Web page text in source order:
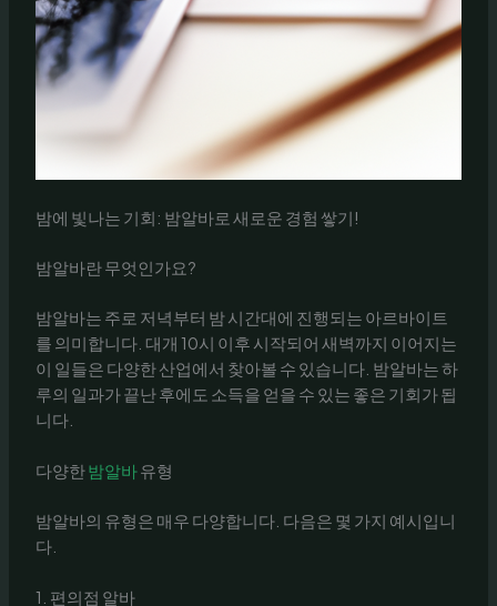
밤에 빛나는 기회: 밤알바로 새로운 경험 쌓기!
밤알바란 무엇인가요?
밤알바는 주로 저녁부터 밤 시간대에 진행되는 아르바이트
를 의미합니다. 대개 10시 이후 시작되어 새벽까지 이어지는
이 일들은 다양한 산업에서 찾아볼 수 있습니다. 밤알바는 하
루의 일과가 끝난 후에도 소득을 얻을 수 있는 좋은 기회가 됩
니다.
다양한밤알바유형
밤알바의 유형은 매우 다양합니다. 다음은 몇 가지 예시입니
다.
1. 편의점 알바